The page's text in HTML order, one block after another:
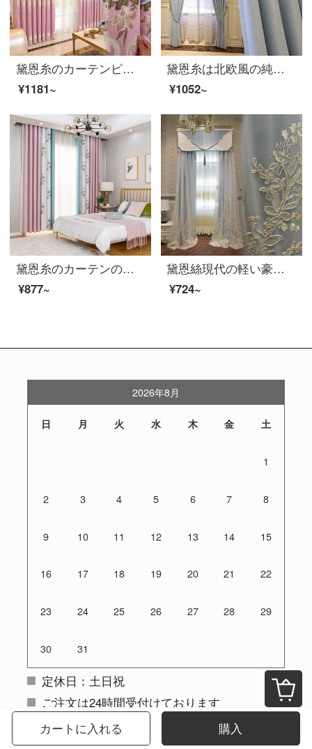
黛恩糸のカーテンピンク欧風田園姫風結婚室のリビングルームのカーテンのオーダーメイドピンクの布一メートル（加工は無料で、カーテンとアクセサリーなどは別途計算します）
¥1181~
黛恩糸は北欧風の純色のカーテンを簡単に予約しました。現代のリビングルームの窓の遮光布は図のようにつなぎ合わせて布毎メートル（加工無料）何枚か撮りますか？
¥1052~
黛恩糸のカーテンの遮光布北欧簡約現代風寝室の書斎の床の窓の完成品は注文してシームレスにカーテンのピンクの布の幅をつなぎ合わせて1メートル専売します（固定幅5.1メートル；6.5メートル；7.2）
¥877~
黛恩絲現代の軽い豪華なカーテン北欧客間の寝室の少女の風の純粋な色の清新な遮光のカーテンの製品ネットの赤いカーテンの外で紗の1メートルごとに何枚を撮影しますか？
¥724~
カートに入れる 購入
2026年8月
日 月 火 水 木 金 土
1
2 3 4 5 6 7 8
9 10 11 12 13 14 15
16 17 18 19 20 21 22
23 24 25 26 27 28 29
30 31
定休日：土日祝
ご注文は24時間受付けております